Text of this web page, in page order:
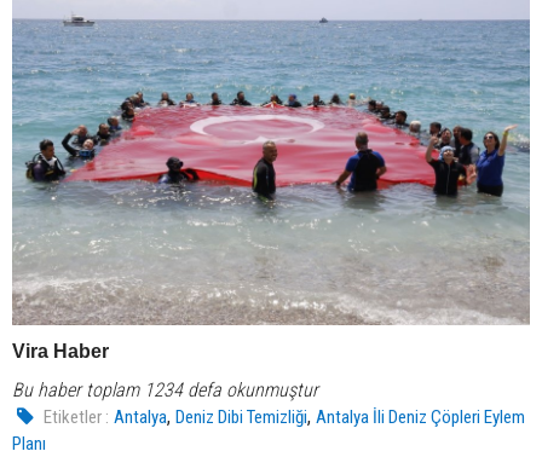
Vira Haber
Bu haber toplam 1234 defa okunmuştur
Etiketler : Antalya,Deniz Dibi Temizliği,Antalya İli Deniz Çöpleri Eylem
Planı